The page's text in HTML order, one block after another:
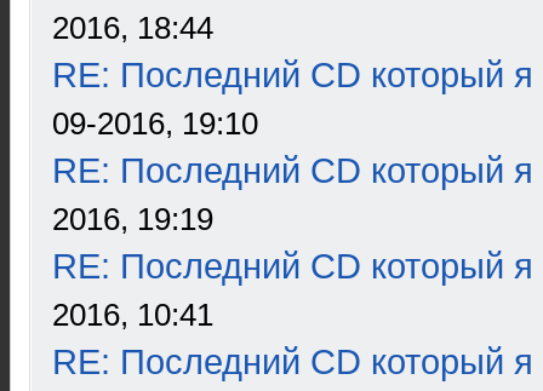
2016, 18:44
RE: Последний CD который я
09-2016, 19:10
RE: Последний CD который я
2016, 19:19
RE: Последний CD который я
2016, 10:41
RE: Последний CD который я